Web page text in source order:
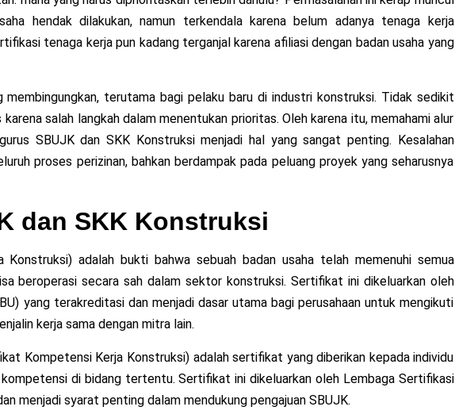
hendak dilakukan, namun terkendala karena belum adanya tenaga kerja
tenaga kerja pun kadang terganjal karena afiliasi dengan badan usaha yang
membingungkan, terutama bagi pelaku baru di industri konstruksi. Tidak sedikit
salah langkah dalam menentukan prioritas. Oleh karena itu, memahami alur
SBUJK dan SKK Konstruksi menjadi hal yang sangat penting. Kesalahan
proses perizinan, bahkan berdampak pada peluang proyek yang seharusnya
dan SKK Konstruksi
Konstruksi) adalah bukti bahwa sebuah badan usaha telah memenuhi semua
beroperasi secara sah dalam sektor konstruksi. Sertifikat ini dikeluarkan oleh
yang terakreditasi dan menjadi dasar utama bagi perusahaan untuk mengikuti
kerja sama dengan mitra lain.
Kompetensi Kerja Konstruksi) adalah sertifikat yang diberikan kepada individu
di bidang tertentu. Sertifikat ini dikeluarkan oleh Lembaga Sertifikasi
menjadi syarat penting dalam mendukung pengajuan SBUJK.